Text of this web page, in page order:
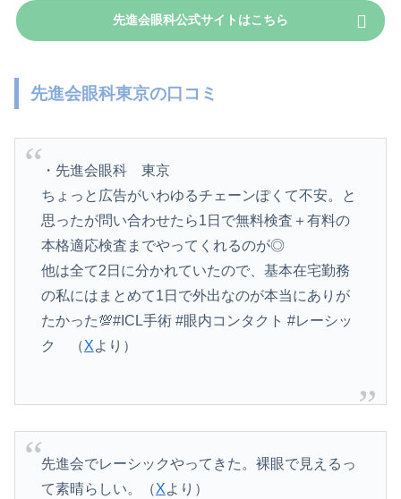
先進会眼科公式サイトはこちら
先進会眼科東京の口コミ
・先進会眼科 東京
ちょっと広告がいわゆるチェーンぽくて不安。と
思ったが問い合わせたら1日で無料検査＋有料の
本格適応検査までやってくれるのが◎
他は全て2日に分かれていたので、基本在宅勤務
の私にはまとめて1日で外出なのが本当にありが
たかった💯#ICL手術 #眼内コンタクト #レーシッ
ク （Xより）
先進会でレーシックやってきた。裸眼で見えるっ
て素晴らしい。（Xより）